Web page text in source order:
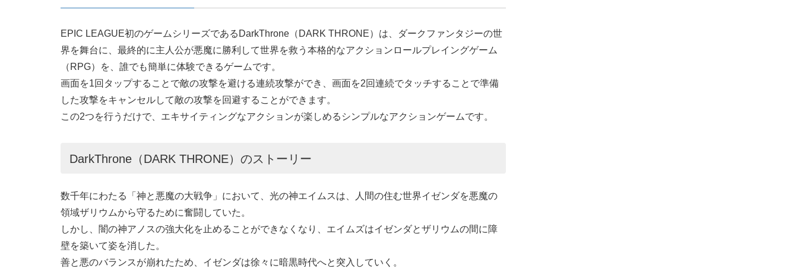
EPIC LEAGUE初のゲームシリーズであるDarkThrone（DARK THRONE）は、ダークファンタジーの世
界を舞台に、最終的に主人公が悪魔に勝利して世界を救う本格的なアクションロールプレイングゲーム
（RPG）を、誰でも簡単に体験できるゲームです。
画面を1回タップすることで敵の攻撃を避ける連続攻撃ができ、画面を2回連続でタッチすることで準備
した攻撃をキャンセルして敵の攻撃を回避することができます。
この2つを行うだけで、エキサイティングなアクションが楽しめるシンプルなアクションゲームです。
DarkThrone（DARK THRONE）のストーリー
数千年にわたる「神と悪魔の大戦争」において、光の神エイムスは、人間の住む世界イゼンダを悪魔の
領域ザリウムから守るために奮闘していた。
しかし、闇の神アノスの強大化を止めることができなくなり、エイムズはイゼンダとザリウムの間に障
壁を築いて姿を消した。
善と悪のバランスが崩れたため、イゼンダは徐々に暗黒時代へと突入していく。